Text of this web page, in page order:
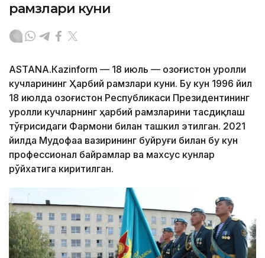
рамзлари куни
АSTANА.Кazinform — 18 июль — Қозоғистон Қуролли
кучларининг Ҳарбий рамзлари куни. Бу кун 1996 йил
18 июлда Қозоғистон Республикаси Президентининг
Қуролли кучларнинг ҳарбий рамзларини тасдиқлаш
тўғрисидаги Фармони билан ташкил этилган. 2021
йилда Мудофаа вазирининг буйруғи билан бу кун
профессионал байрамлар ва махсус кунлар
рўйхатига киритилган.